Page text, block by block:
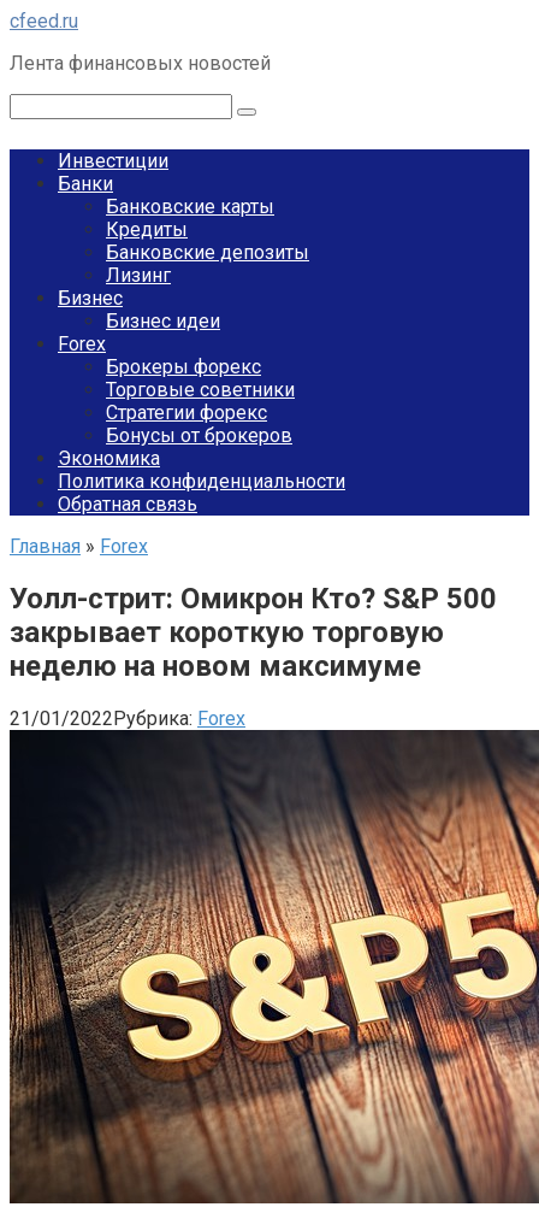
Перейти
контенту
cfeed.ru
Лента финансовых новостей
Инвестиции
Банки
Банковские карты
Кредиты
Банковские депозиты
Лизинг
Бизнес
Бизнес идеи
Forex
Брокеры форекс
Торговые советники
Стратегии форекс
Бонусы от брокеров
Экономика
Политика конфиденциальности
Обратная связь
Главная » Forex
Уолл-стрит: Омикрон Кто? S&P 500
закрывает короткую торговую
неделю на новом максимуме
21/01/2022Рубрика: Forex